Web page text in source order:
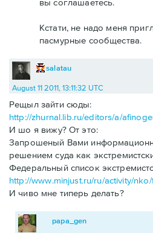
вы соглашаетесь.
Кстати, не надо меня
пасмурные сообщества.
salatau
August 11 2011, 13:11:32 UTC
Рещыл зайти сюды:
http://zhurnal.lib.ru/editors/a/
И шо я вижу? От это:
Запрошеный Вами
решением суда как
Федеральный список
http://www.minjust.ru/ru/activity/
И чиво мне типерь делать?
papa_gen